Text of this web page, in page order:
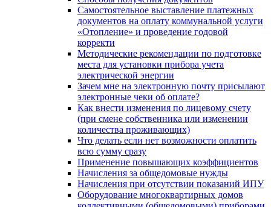
Самостоятельное выставление платежных
документов на оплату коммунальной услуги
«Отопление» и проведение годовой
корректи
Методические рекомендации по подготовке
места для установки прибора учета
электрической энергии
Зачем мне на электронную почту присылают
электронные чеки об оплате?
Как внести изменения по лицевому счету
(при смене собственника или изменении
количества проживающих)
Что делать если нет возможности оплатить
всю сумму сразу
Применение повышающих коэффициентов
Начисления за общедомовые нужды
Начисления при отсутствии показаний ИПУ
Оборудование многоквартирных домов